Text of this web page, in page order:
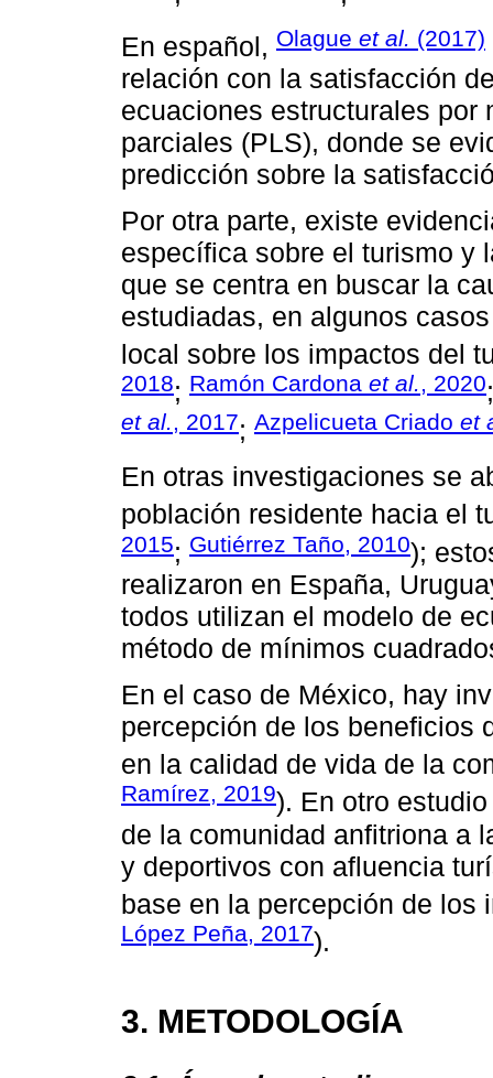
En español, Olague et al. (2017)
relación con la satisfacción
ecuaciones estructurales por
parciales (PLS), donde se
predicción sobre la
Por otra parte, existe
específica sobre el turismo y
que se centra en buscar la
estudiadas, en algunos
local sobre los impactos del
2018; Ramón Cardona et al., 2020
et al., 2017; Azpelicueta Criado et
En otras investigaciones se
población residente hacia el
2015; Gutiérrez Taño, 2010);
realizaron en España,
todos utilizan el modelo de
método de mínimos
En el caso de México, hay
percepción de los beneficios
en la calidad de vida de la
Ramírez, 2019). En otro
de la comunidad anfitriona a
y deportivos con afluencia
base en la percepción de los
López Peña, 2017).
3. METODOLOGÍA